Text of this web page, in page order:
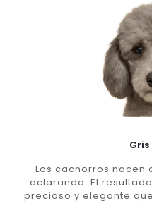
Los cachorros nacen
aclarando. El
precioso y elegante